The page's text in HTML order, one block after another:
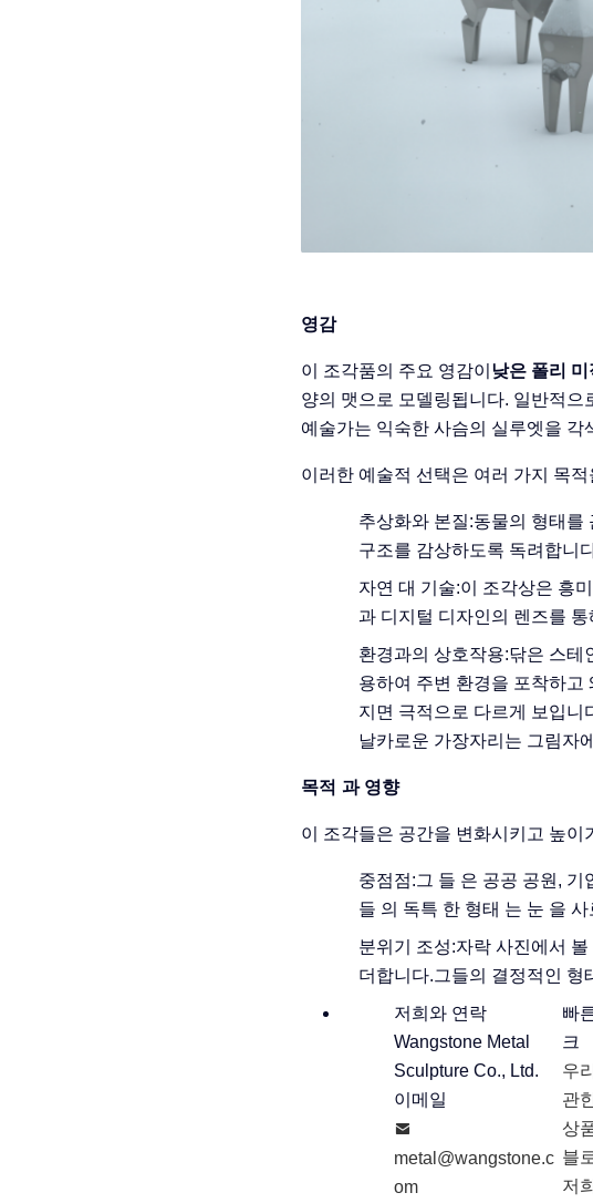
영감
이 조각품의 주요 영감이 낮은 폴리 미
양의 맷으로 모델링됩니다. 일반적
예술가는 익숙한 사슴의 실루엣을 각
이러한 예술적 선택은 여러 가지 목
추상화와 본질:동물의 형태를
구조를 감상하도록 독려합니
자연 대 기술:이 조각상은 흥
과 디지털 디자인의 렌즈를
환경과의 상호작용:닦은 스테
용하여 주변 환경을 포착하고
지면 극적으로 다르게 보입니
날카로운 가장자리는 그림자
목적 과 영향
이 조각들은 공간을 변화시키고 높
중점점:그 들 은 공공 공원, 기
들 의 독특 한 형태 는 눈 을
분위기 조성:자락 사진에서
더합니다.그들의 결정적인 형
저희와 연락
Wangstone Metal
Sculpture Co., Ltd.
이메일
metal@wangstone.c
om
빠
크
우
관
상
블
저